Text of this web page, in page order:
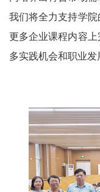
我们将全力支持学院
更多企业课程内容
多实践机会和职业发